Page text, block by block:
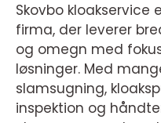
Skovbo kloakservice
firma, der leverer
og omegn med
løsninger. Med
slamsugning,
inspektion og